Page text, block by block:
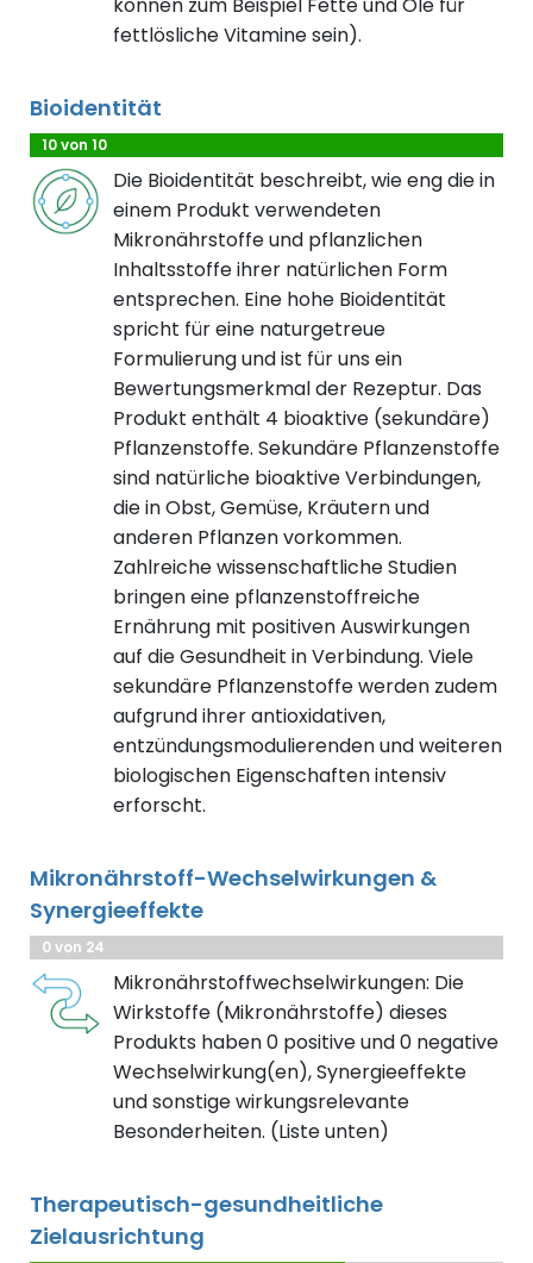
fettlösliche Vitamine sein).
Bioidentität
10 von 10
Die Bioidentität beschreibt, wie eng die in
einem Produkt verwendeten
Mikronährstoffe und pflanzlichen
Inhaltsstoffe ihrer natürlichen Form
entsprechen. Eine hohe Bioidentität
spricht für eine naturgetreue
Formulierung und ist für uns ein
Bewertungsmerkmal der Rezeptur. Das
Produkt enthält 4 bioaktive (sekundäre)
Pflanzenstoffe. Sekundäre Pflanzenstoffe
sind natürliche bioaktive Verbindungen,
die in Obst, Gemüse, Kräutern und
anderen Pflanzen vorkommen.
Zahlreiche wissenschaftliche Studien
bringen eine pflanzenstoffreiche
Ernährung mit positiven Auswirkungen
auf die Gesundheit in Verbindung. Viele
sekundäre Pflanzenstoffe werden zudem
aufgrund ihrer antioxidativen,
entzündungsmodulierenden und weiteren
biologischen Eigenschaften intensiv
erforscht.
Mikronährstoff-Wechselwirkungen &
Synergieeffekte
0 von 24
Mikronährstoffwechselwirkungen: Die
Wirkstoffe (Mikronährstoffe) dieses
Produkts haben 0 positive und 0 negative
Wechselwirkung(en), Synergieeffekte
und sonstige wirkungsrelevante
Besonderheiten. (Liste unten)
Therapeutisch-gesundheitliche
Zielausrichtung